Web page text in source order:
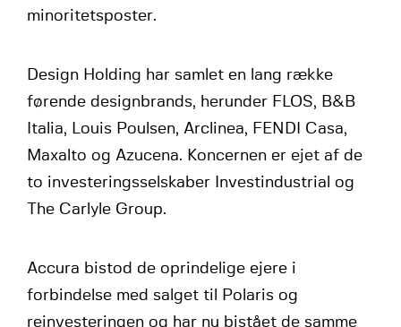
minoritetsposter.
Design Holding har samlet en lang række
førende designbrands, herunder FLOS, B&B
Italia, Louis Poulsen, Arclinea, FENDI Casa,
Maxalto og Azucena. Koncernen er ejet af de
to investeringsselskaber Investindustrial og
The Carlyle Group.
Accura bistod de oprindelige ejere i
forbindelse med salget til Polaris og
reinvesteringen og har nu bistået de samme